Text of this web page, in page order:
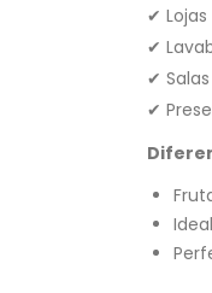
✔
✔
✔
✔